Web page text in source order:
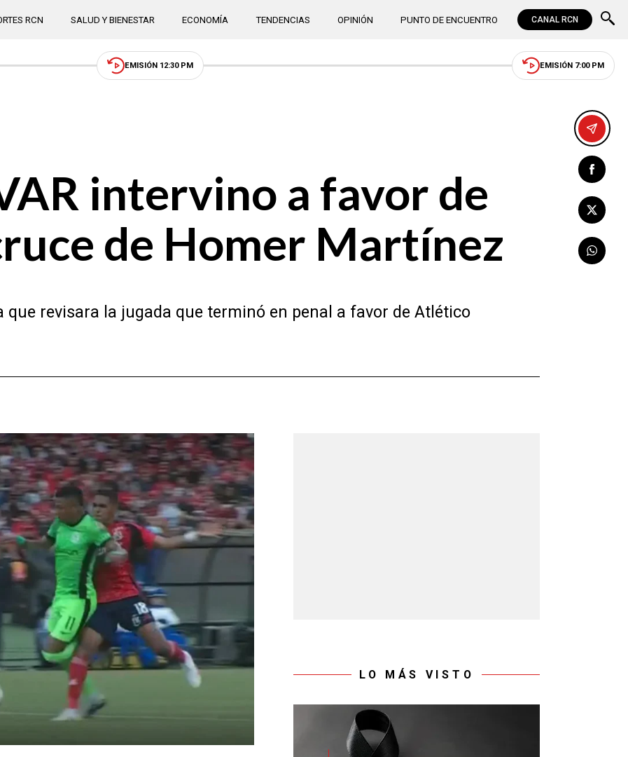
RCN SALUD Y BIENESTAR ECONOMÍA TENDENCIAS OPINIÓN PUNTO DE ENCUENTRO CANAL RCN
EMISIÓN 12:30 PM EMISIÓN 7:00 PM
intervino a favor de
de Homer Martínez
que revisara la jugada que terminó en penal a favor de Atlético
LO MÁS VISTO